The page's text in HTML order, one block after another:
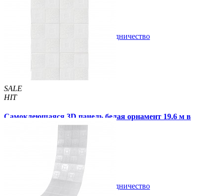
Сотрудничество
SALE
HIT
Самоклеющаяся 3D панель белая орнамент 19.6 м в
рулоне 19600x700x3мм
2 999 грн /шт
Купить В закладки Сотрудничество